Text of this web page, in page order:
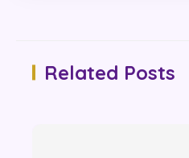
Related Posts